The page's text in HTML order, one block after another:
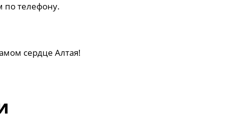
по телефону.
сердце Алтая!